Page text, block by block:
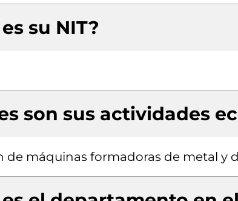
su NIT?
son sus actividades
de máquinas formadoras de metal y